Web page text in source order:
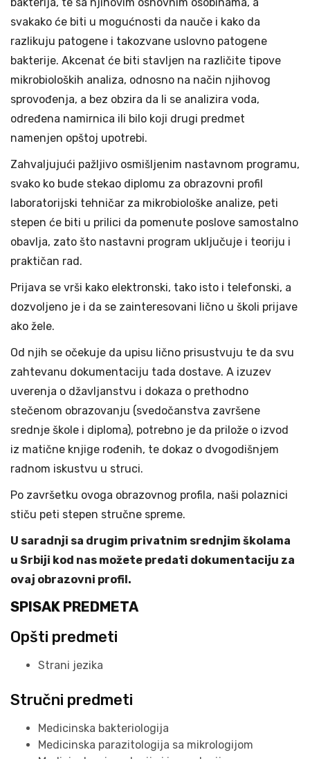
bakterija, te sa njihovim osnovnim osobinama, a
svakako će biti u mogućnosti da nauče i kako da
razlikuju patogene i takozvane uslovno patogene
bakterije. Akcenat će biti stavljen na različite tipove
mikrobioloških analiza, odnosno na način njihovog
sprovođenja, a bez obzira da li se analizira voda,
određena namirnica ili bilo koji drugi predmet
namenjen opštoj upotrebi.
Zahvaljujući pažljivo osmišljenim nastavnom programu,
svako ko bude stekao diplomu za obrazovni profil
laboratorijski tehničar za mikrobiološke analize, peti
stepen će biti u prilici da pomenute poslove samostalno
obavlja, zato što nastavni program uključuje i teoriju i
praktičan rad.
Prijava se vrši kako elektronski, tako isto i telefonski, a
dozvoljeno je i da se zainteresovani lično u školi prijave
ako žele.
Od njih se očekuje da upisu lično prisustvuju te da svu
zahtevanu dokumentaciju tada dostave. A izuzev
uverenja o džavljanstvu i dokaza o prethodno
stečenom obrazovanju (svedočanstva završene
srednje škole i diploma), potrebno je da prilože o izvod
iz matične knjige rođenih, te dokaz o dvogodišnjem
radnom iskustvu u struci.
Po završetku ovoga obrazovnog profila, naši polaznici
stiču peti stepen stručne spreme.
U saradnji sa drugim privatnim srednjim školama
u Srbiji kod nas možete predati dokumentaciju za
ovaj obrazovni profil.
SPISAK PREDMETA
Opšti predmeti
Strani jezika
Stručni predmeti
Medicinska bakteriologija
Medicinska parazitologija sa mikrologijom